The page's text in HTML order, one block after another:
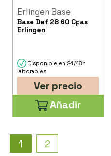
Erlingen Base
Base Def 28 60 Cpas
Erlingen
Disponible en 24/48h
laborables
Ver precio
Añadir
1 2